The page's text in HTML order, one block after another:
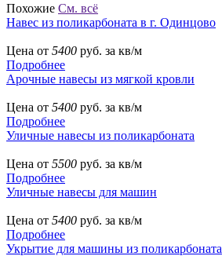
Похожие См. всё
Навес из поликарбоната в г. Одинцово
Цена от 5400 руб. за кв/м
Подробнее
Арочные навесы из мягкой кровли
Цена от 5400 руб. за кв/м
Подробнее
Уличные навесы из поликарбоната
Цена от 5500 руб. за кв/м
Подробнее
Уличные навесы для машин
Цена от 5400 руб. за кв/м
Подробнее
Укрытие для машины из поликарбоната